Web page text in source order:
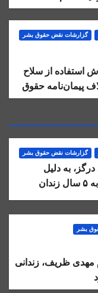
گزارشات نقض حقوق بشر
از سلاح
پیمان‌نامه حقوق
گزارشات نقض حقوق بشر
به دلیل
«مخالفت» با حکومت به ۵ سال زندان
بشر
ظریف، زندانی